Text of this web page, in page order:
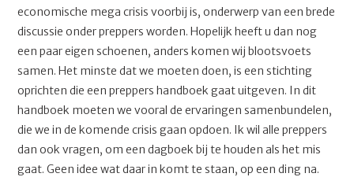
economische mega crisis voorbij is, onderwerp van een brede
discussie onder preppers worden. Hopelijk heeft u dan nog
een paar eigen schoenen, anders komen wij blootsvoets
samen. Het minste dat we moeten doen, is een stichting
oprichten die een preppers handboek gaat uitgeven. In dit
handboek moeten we vooral de ervaringen samenbundelen,
die we in de komende crisis gaan opdoen. Ik wil alle preppers
dan ook vragen, om een dagboek bij te houden als het mis
gaat. Geen idee wat daar in komt te staan, op een ding na.